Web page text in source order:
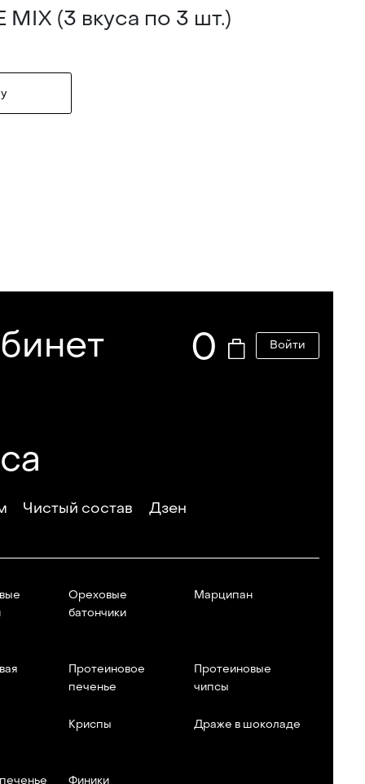
MIX (3 вкуса по 3 шт.)
0 Войти
Чистый состав Дзен
Ореховые
батончики
Марципан
Протеиновое
печенье
Протеиновые
чипсы
Криспы Драже в шоколаде
Финики